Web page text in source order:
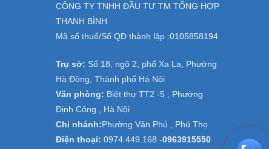
CÔNG TY TNHH ĐẦU TƯ TM TỔNG HỢP
THANH BÌNH
Mã số thuế/Số QĐ thành lập :0105858194
Trụ sở: Số 18, ngõ 2, phố Xa La, Phường
Hà Đông, Thành phố Hà Nội
Văn phòng: Biệt thự TT2 -5 , Phường
Định Công , Hà Nội
Chi nhánh: Phường Văn Phú , Phú Thọ
Điện thoại: 0974.449.168 -0963915550